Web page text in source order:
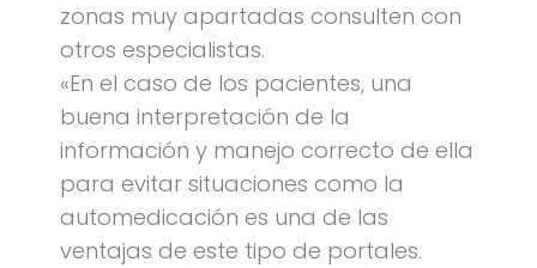
zonas muy apartadas consulten con
otros especialistas.
«En el caso de los pacientes, una
buena interpretación de la
información y manejo correcto de ella
para evitar situaciones como la
automedicación es una de las
ventajas de este tipo de portales.